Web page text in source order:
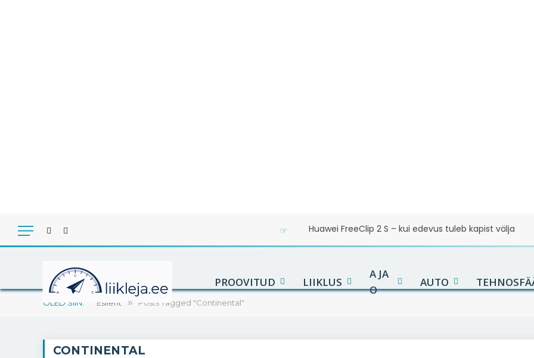
☞ Huawei FreeClip 2 S – kui edevus tuleb kapist välja
PROOVITUD LIIKLUS
A JA
O
AUTO
OLED SIIN: Esileht » Posts Tagged "Continental"
CONTINENTAL